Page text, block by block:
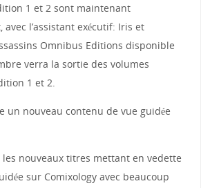
1 et 2 sont maintenant
avec l’assistant exécutif: Iris et
Omnibus Editions disponible
verra la sortie des volumes
1 et 2.
un nouveau contenu de vue guidée
nouveaux titres mettant en vedette
sur Comixology avec beaucoup